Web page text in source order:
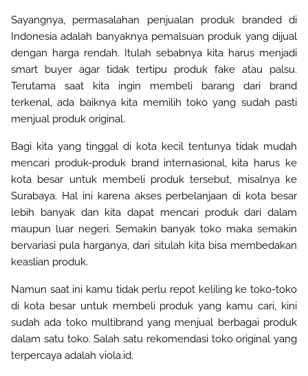
Sayangnya, permasalahan penjualan produk branded di
Indonesia adalah banyaknya pemalsuan produk yang dijual
dengan harga rendah. Itulah sebabnya kita harus menjadi
smart buyer agar tidak tertipu produk fake atau palsu.
Terutama saat kita ingin membeli barang dari brand
terkenal, ada baiknya kita memilih toko yang sudah pasti
menjual produk original.
Bagi kita yang tinggal di kota kecil tentunya tidak mudah
mencari produk-produk brand internasional, kita harus ke
kota besar untuk membeli produk tersebut, misalnya ke
Surabaya. Hal ini karena akses perbelanjaan di kota besar
lebih banyak dan kita dapat mencari produk dari dalam
maupun luar negeri. Semakin banyak toko maka semakin
bervariasi pula harganya, dari situlah kita bisa membedakan
keaslian produk.
Namun saat ini kamu tidak perlu repot keliling ke toko-toko
di kota besar untuk membeli produk yang kamu cari, kini
sudah ada toko multibrand yang menjual berbagai produk
dalam satu toko. Salah satu rekomendasi toko original yang
terpercaya adalah viola.id.